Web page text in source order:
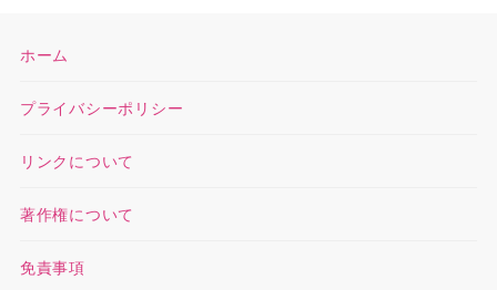
ホーム
プライバシーポリシー
リンクについて
著作権について
免責事項